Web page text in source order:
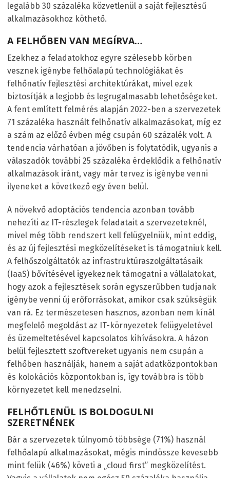
legalább 30 százaléka közvetlenül a saját fejlesztésű
alkalmazásokhoz köthető.
A FELHŐBEN VAN MEGÍRVA…
Ezekhez a feladatokhoz egyre szélesebb körben
vesznek igénybe felhőalapú technológiákat és
felhőnatív fejlesztési architektúrákat, mivel ezek
biztosítják a legjobb és legrugalmasabb lehetőségeket.
A fent említett felmérés alapján 2022-ben a szervezetek
71 százaléka használt felhőnatív alkalmazásokat, míg ez
a szám az előző évben még csupán 60 százalék volt. A
tendencia várhatóan a jövőben is folytatódik, ugyanis a
válaszadók további 25 százaléka érdeklődik a felhőnatív
alkalmazások iránt, vagy már tervez is igénybe venni
ilyeneket a következő egy éven belül.
A növekvő adoptációs tendencia azonban tovább
nehezíti az IT-részlegek feladatait a szervezeteknél,
mivel még több rendszert kell felügyelniük, mint eddig,
és az új fejlesztési megközelítéseket is támogatniuk kell.
A felhőszolgáltatók az infrastruktúraszolgáltatásaik
(IaaS) bővítésével igyekeznek támogatni a vállalatokat,
hogy azok a fejlesztések során egyszerűbben tudjanak
igénybe venni új erőforrásokat, amikor csak szükségük
van rá. Ez természetesen hasznos, azonban nem kínál
megfelelő megoldást az IT-környezetek felügyeletével
és üzemeltetésével kapcsolatos kihívásokra. A házon
belül fejlesztett szoftvereket ugyanis nem csupán a
felhőben használják, hanem a saját adatközpontokban
és kolokációs központokban is, így továbbra is több
környezetet kell menedzselni.
FELHŐTLENÜL IS BOLDOGULNI
SZERETNÉNEK
Bár a szervezetek túlnyomó többsége (71%) használ
felhőalapú alkalmazásokat, mégis mindössze kevesebb
mint felük (46%) követi a „cloud first” megközelítést.